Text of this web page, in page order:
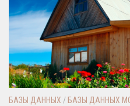
БАЗЫ ДАННЫХ / БАЗЫ ДАННЫХ